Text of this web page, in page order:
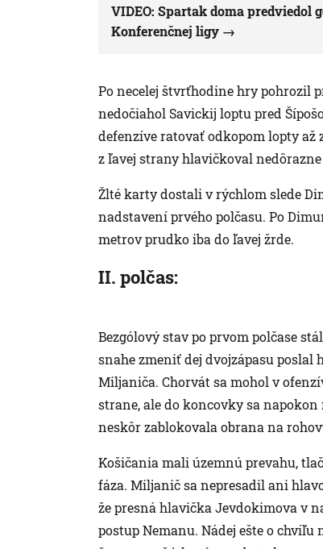
VIDEO: Spartak doma predviedol
Konferenčnej ligy
Po necelej štvrťhodine hry pohrozil
nedočiahol Savickij loptu pred
defenzíve ratovať odkopom lopty
z ľavej strany hlavičkoval
Žlté karty dostali v rýchlom slede
nadstavení prvého polčasu. Po
metrov prudko iba do ľavej žrde.
II. polčas:
Bezgólový stav po prvom polčase
snahe zmeniť dej dvojzápasu poslal
Miljaniča. Chorvát sa mohol v
strane, ale do koncovky sa
neskôr zablokovala obrana na
Košičania mali územnú prevahu,
fáza. Miljanič sa nepresadil ani
že presná hlavička Jevdokimova v
postup Nemanu. Nádej ešte o